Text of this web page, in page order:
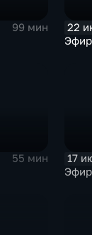
99 мин
22
55 мин
17